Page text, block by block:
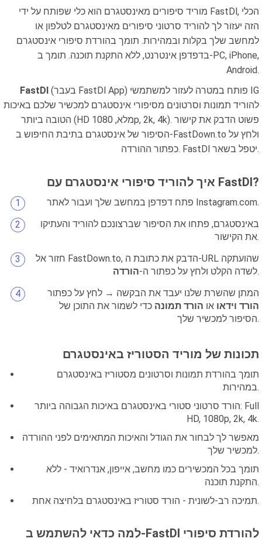
מוריד סיפורים מאינסטגרם הוא כלי שפותח על ידי FastDl, הכלי
הזה יעזור לך להוריד סרטוני סיפורים מאינסטגרם לטלפון או
למחשב שלך בקלות ובמהירות. תומך בהורדת סיפורי אינסטגרם
בדפדפן אינטרנט, ללא התקנת תוכנה. תומך ב-PC, iPhone,
Android.
FastDl (בעבר FastDl App) פותח במטרה לעזור למשתמשי IG
להוריד תמונות וסרטונים מסיפורי אינסטגרם למכשיר שלכם באיכות
הטובה ביותר (HD מלא, 1080p, 2k, 4k). פשוט הדבק את קישור
הסיפור של אינסטגרם בתיבת החיפוש ב-FastDown.to ולחץ על
כפתור ההורדה. FastDl יטפל בשאר.
איך להוריד סיפורי אינסטגרם עם FastDl?
פתח דפדפן במחשב שלך ועבור לאתר Instagram.com.
באינסטגרם, פתחו את הסיפור שברצונכם להוריד והעתיקו
את הקישור.
חזור אל FastDown.to, הדבק את כתובת ה-URL שהועתקה
לשדה הקלט ולחץ על כפתור ה-הורדה
.
המתן שהשרת שלנו יעבד את הבקשה → לחץ על כפתור
הורד וידאו או הורד תמונה כדי לשמור את התוכן של
הסיפור למכשיר שלך.
תכונות של מוריד הסטוריז באינסטגרם
תומך בהורדת תמונות וסרטונים מסטוריז באינסטגרם
במהירות.
הורד סרטוני סטורי באינסטגרם באיכות הגבוהה ביותר: Full
HD, 1080p, 2k, 4k.
מאפשר לך לבחור את הגודל והאיכות המתאימים לפני ההורדה
למכשיר שלך.
תומך בכל המכשירים כמו מחשב, אייפון, אנדרואיד - ללא
התקנת תוכנה.
תמיכה רב-לשונית - הורד סטוריז באינסטגרם בלחיצה אחת.
למה כדאי להשתמש ב-FastDl להורדת סיפורי